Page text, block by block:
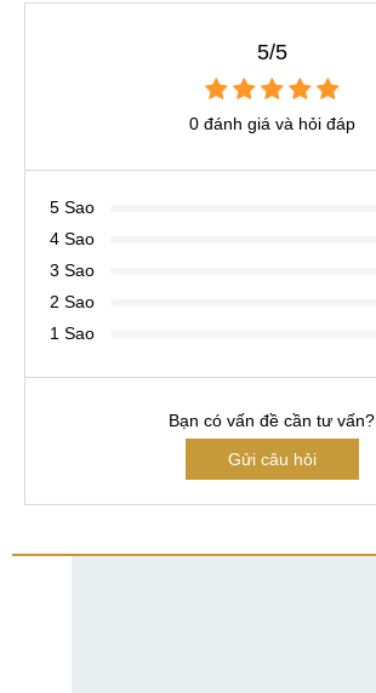
5/5
0 đánh giá và hỏi đáp
5 Sao
4 Sao
3 Sao
2 Sao
1 Sao
Bạn có vấn đề cần tư vấn?
Gửi câu hỏi